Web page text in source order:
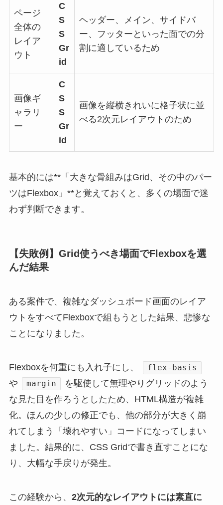
ページ
全体の
レイア
ウト
C
S
S
Gr
id
ヘッダー、メイン、サイドバ
ー、フッターといった面での分
割に適しているため
画像ギ
ャラリ
ー
C
S
S
Gr
id
画像を縦横きれいに格子状に並
べる2次元レイアウトのため
基本的には**「大きな骨組みはGrid、その中のパー
ツはFlexbox」**と覚えておくと、多くの場面で迷
わず判断できます。
【失敗例】Grid使うべき場面でFlexboxを選
んだ結果
ある案件で、複雑なダッシュボード画面のレイア
ウトをすべてFlexboxで組もうとした結果、悲惨な
ことになりました。
Flexboxを何重にも入れ子にし、 flex-basis
や margin
を駆使して無理やりグリッドのよう
な見た目を作ろうとしたため、HTML構造が複雑
化。ほんの少しの修正でも、他の部分が大きく崩
れてしまう「壊れやすい」コードになってしまい
ました。結果的に、CSS Gridで書き直すことにな
り、大幅な手戻りが発生。
この経験から、 2次元的なレイアウトには素直に